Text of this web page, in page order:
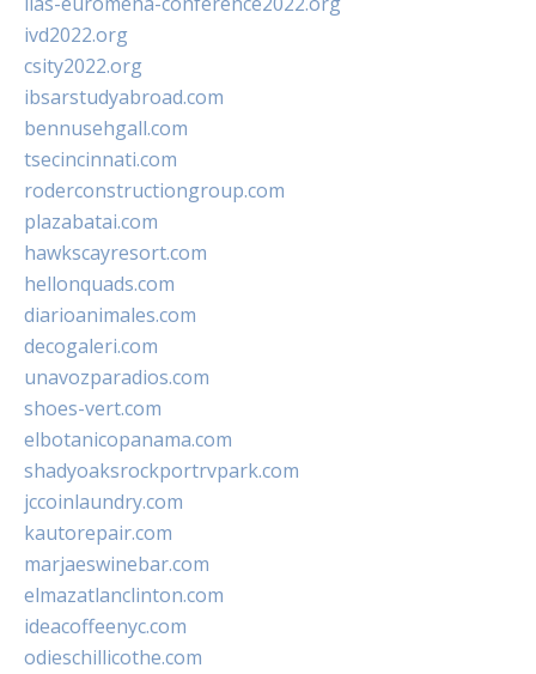
ivd2022.org
csity2022.org
ibsarstudyabroad.com
bennusehgall.com
tsecincinnati.com
roderconstructiongroup.com
plazabatai.com
hawkscayresort.com
hellonquads.com
diarioanimales.com
decogaleri.com
unavozparadios.com
shoes-vert.com
elbotanicopanama.com
shadyoaksrockportrvpark.com
jccoinlaundry.com
kautorepair.com
marjaeswinebar.com
elmazatlanclinton.com
ideacoffeenyc.com
odieschillicothe.com